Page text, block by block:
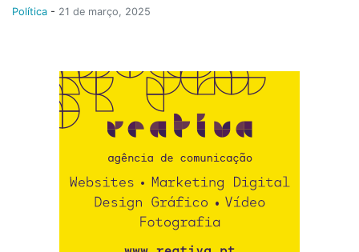
Política - 21 de março, 2025